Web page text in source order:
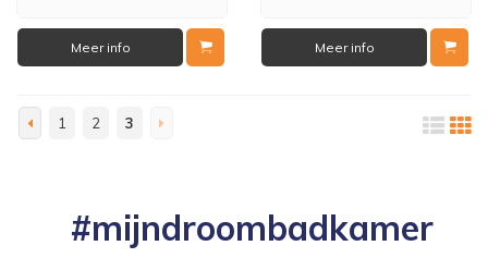
Meer info Meer info
1 2 3
#mijndroombadkamer